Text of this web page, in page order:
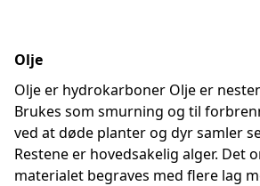
Olje
Olje er hydrokarboner Olje er
Brukes som smurning og til
ved at døde planter og dyr samler
Restene er hovedsakelig alger. Det
materialet begraves med flere lag